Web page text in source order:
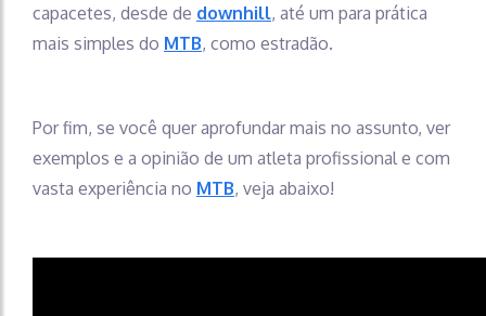
capacetes, desde de downhill, até um para prática
mais simples do MTB, como estradão.
Por fim, se você quer aprofundar mais no assunto, ver
exemplos e a opinião de um atleta profissional e com
vasta experiência no MTB, veja abaixo!